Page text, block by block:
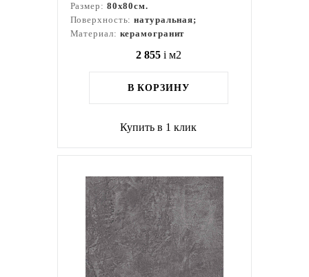
Размер: 80x80см.
Поверхность:натуральная;
Материал: керамогранит
2 855 i м2
В КОРЗИНУ
Купить в 1 клик